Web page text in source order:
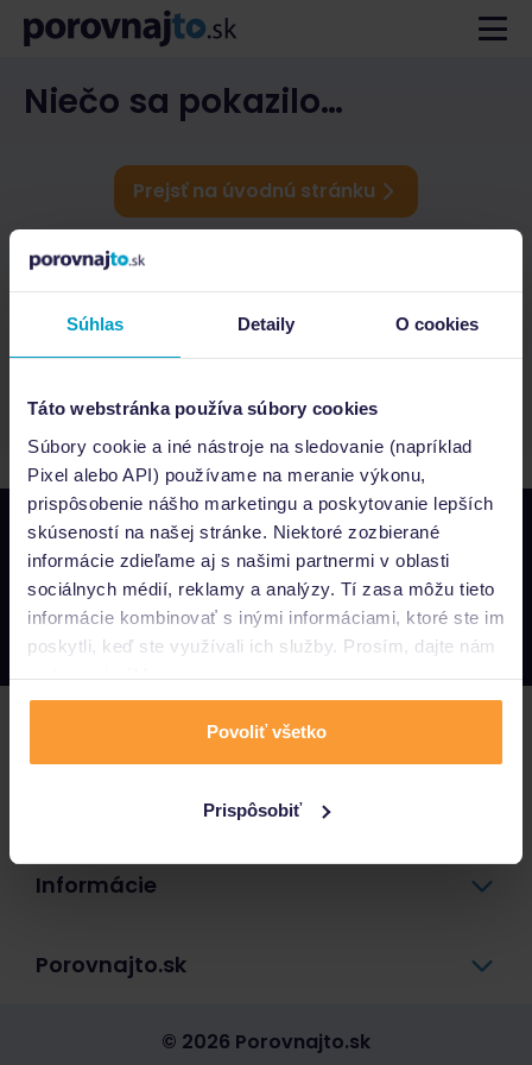
Súhlas Detaily O cookies
Táto webstránka používa súbory cookies
Súbory cookie a iné nástroje na sledovanie (napríklad
Pixel alebo API) používame na meranie výkonu,
prispôsobenie nášho marketingu a poskytovanie lepších
skúseností na našej stránke. Niektoré zozbierané
informácie zdieľame aj s našimi partnermi v oblasti
sociálnych médií, reklamy a analýzy. Tí zasa môžu tieto
informácie kombinovať s inými informáciami, ktoré ste im
poskytli, keď ste využívali ich služby. Prosím, dajte nám
na to svoj súhlas.
Povoliť všetko
Prispôsobiť
Niečo sa pokazilo…
Prejsť na úvodnú stránku
Napíšte nám
info@porovnajto.sk
Zavolajte nám
0800 400 300
Informácie
Porovnajto.sk
© 2026 Porovnajto.sk